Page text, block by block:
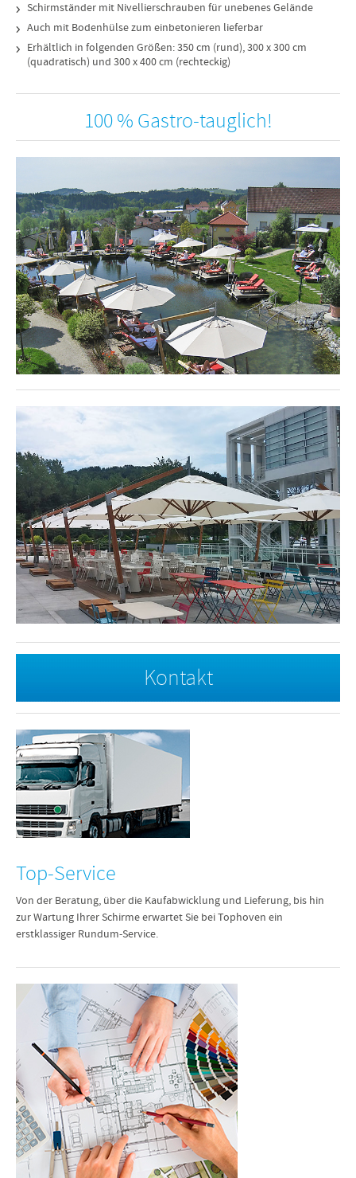
Schirmständer mit Nivellierschrauben für unebenes Gelände
Auch mit Bodenhülse zum einbetonieren lieferbar
Erhältlich in folgenden Größen: 350 cm (rund), 300 x 300 cm
(quadratisch) und 300 x 400 cm (rechteckig)
100 % Gastro-tauglich!
Kontakt
Top-Service
Von der Beratung, über die Kaufabwicklung und Lieferung, bis hin
zur Wartung Ihrer Schirme erwartet Sie bei Tophoven ein
erstklassiger Rundum-Service.